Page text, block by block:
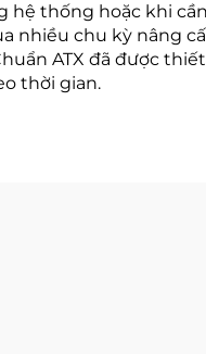
hệ thống hoặc khi
nhiều chu kỳ nâng
ATX đã được
thời gian.